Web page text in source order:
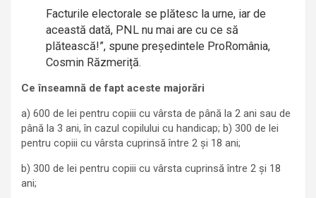
Facturile electorale se plătesc la urne, iar de
această dată, PNL nu mai are cu ce să
plătească!”, spune președintele ProRomânia,
Cosmin Răzmeriță.
Ce înseamnă de fapt aceste majorări
a) 600 de lei pentru copiii cu vârsta de până la 2 ani sau de
până la 3 ani, în cazul copilului cu handicap; b) 300 de lei
pentru copiii cu vârsta cuprinsă între 2 și 18 ani;
b) 300 de lei pentru copiii cu vârsta cuprinsă între 2 și 18
ani;